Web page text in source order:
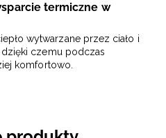
termiczne w
wytwarzane przez ciało i
czemu podczas
komfortowo.